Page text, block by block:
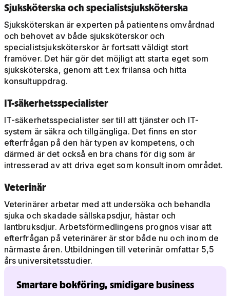
Sjuksköterska och specialistsjuksköterska
Sjuksköterskan är experten på patientens omvårdnad
och behovet av både sjuksköterskor och
specialistsjuksköterskor är fortsatt väldigt stort
framöver. Det här gör det möjligt att starta eget som
sjuksköterska, genom att t.ex frilansa och hitta
konsultuppdrag.
IT-säkerhetsspecialister
IT-säkerhetsspecialister ser till att tjänster och IT-
system är säkra och tillgängliga. Det finns en stor
efterfrågan på den här typen av kompetens, och
därmed är det också en bra chans för dig som är
intresserad av att driva eget som konsult inom området.
Veterinär
Veterinärer arbetar med att undersöka och behandla
sjuka och skadade sällskapsdjur, hästar och
lantbruksdjur. Arbetsförmedlingens prognos visar att
efterfrågan på veterinärer är stor både nu och inom de
närmaste åren. Utbildningen till veterinär omfattar 5,5
års universitetsstudier.
Smartare bokföring, smidigare business